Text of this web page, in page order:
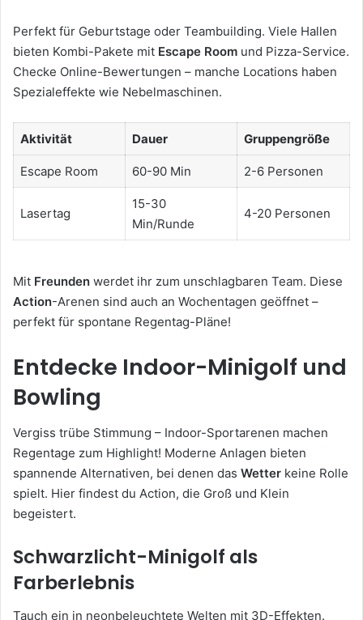
Perfekt für Geburtstage oder Teambuilding. Viele Hallen
bieten Kombi-Pakete mit Escape Room und Pizza-Service.
Checke Online-Bewertungen – manche Locations haben
Spezialeffekte wie Nebelmaschinen.
Aktivität Dauer Gruppengröße
Escape Room 60-90 Min 2-6 Personen
Lasertag
15-30
Min/Runde
4-20 Personen
Mit Freunden werdet ihr zum unschlagbaren Team. Diese
Action-Arenen sind auch an Wochentagen geöffnet –
perfekt für spontane Regentag-Pläne!
Entdecke Indoor-Minigolf und
Bowling
Vergiss trübe Stimmung – Indoor-Sportarenen machen
Regentage zum Highlight! Moderne Anlagen bieten
spannende Alternativen, bei denen das Wetter keine Rolle
spielt. Hier findest du Action, die Groß und Klein
begeistert.
Schwarzlicht-Minigolf als
Farberlebnis
Tauch ein in neonbeleuchtete Welten mit 3D-Effekten.